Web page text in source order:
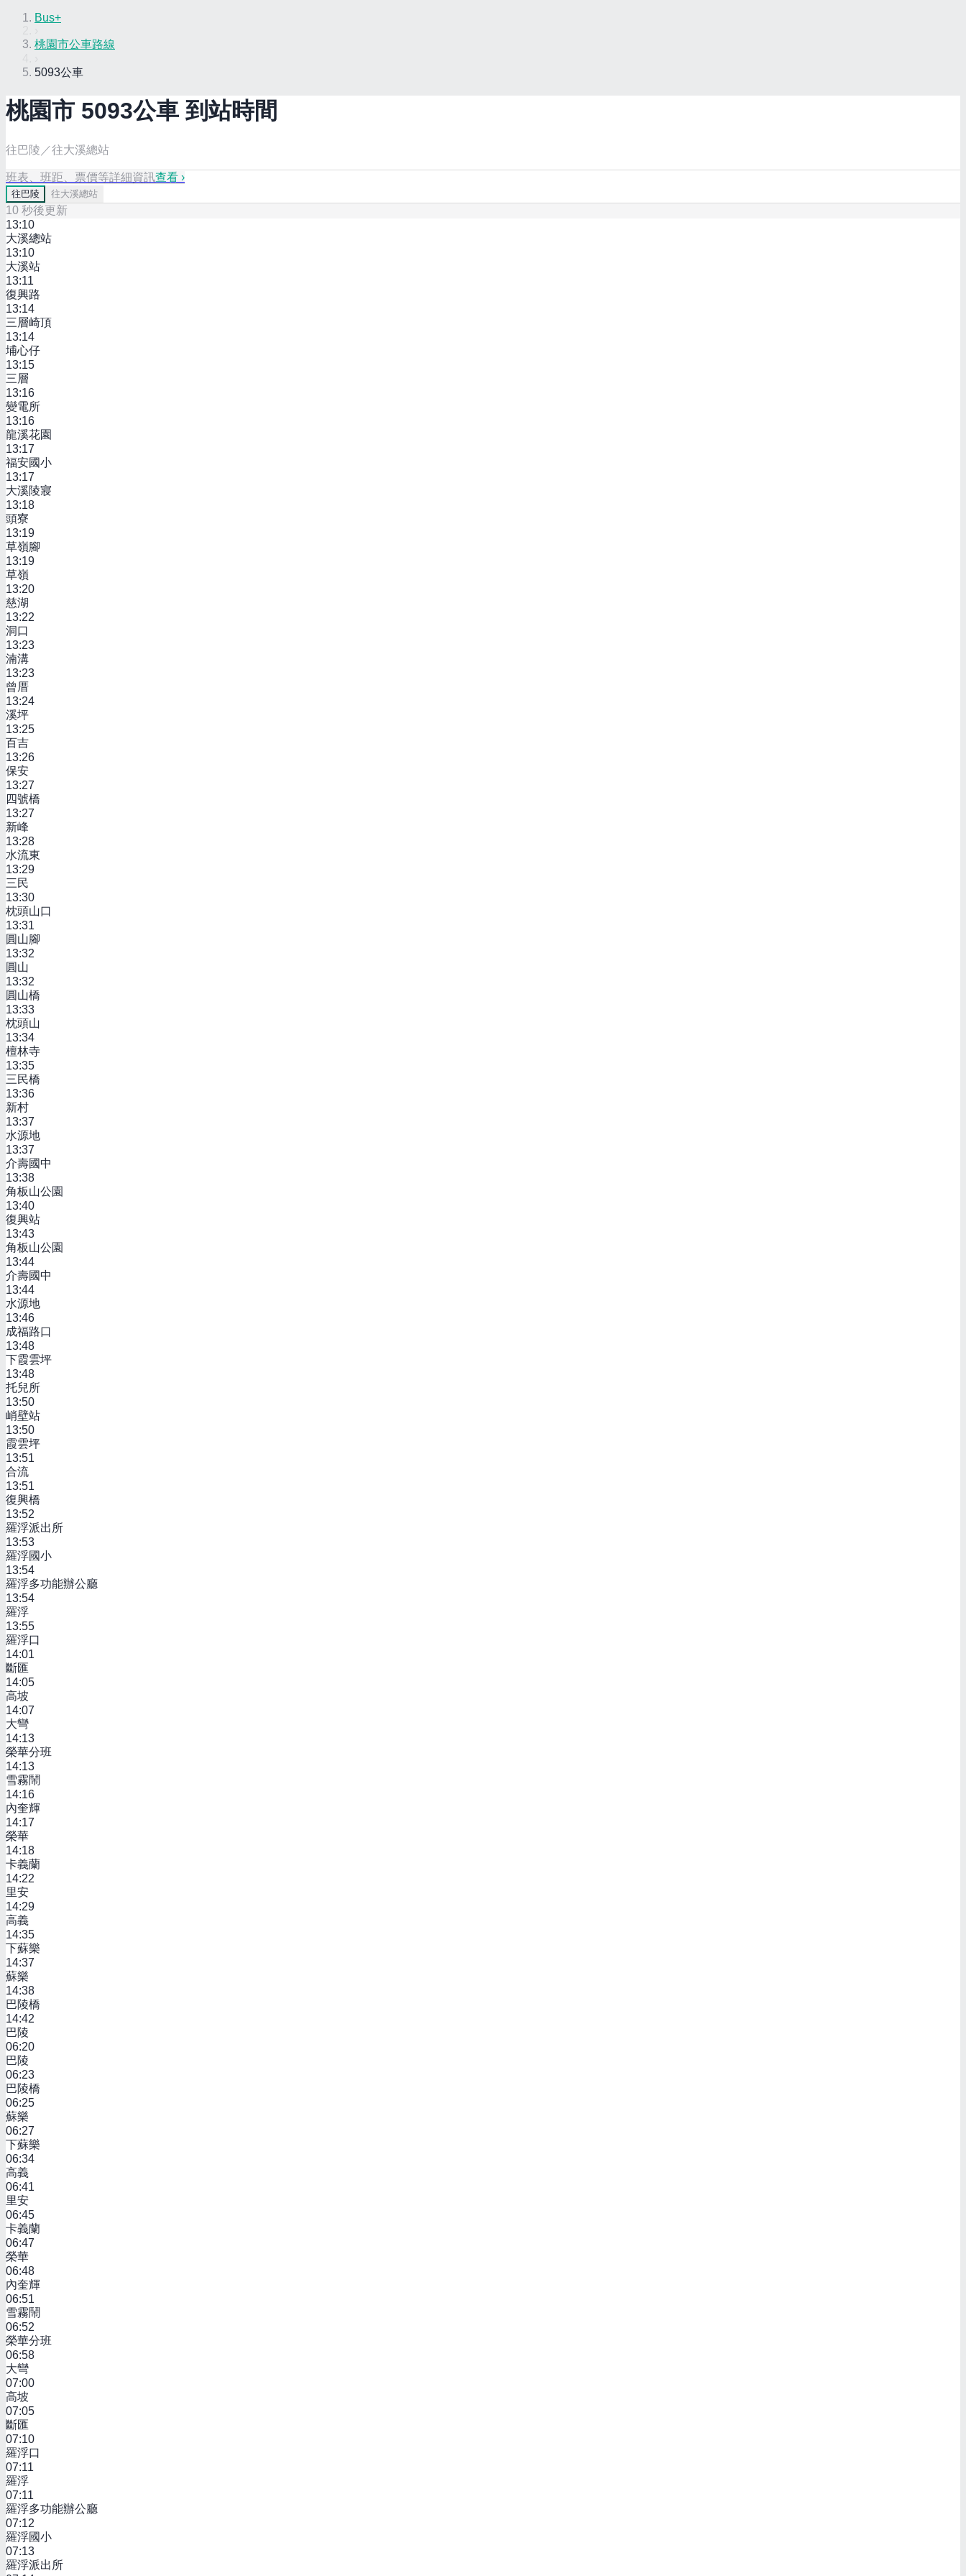
Bus+
桃園市公車路線
5093公車
桃園市 5093公車 到站時間
往巴陵／往大溪總站
班表、班距、票價等詳細資訊查看 ›
往巴陵 往大溪總站
10 秒後更新
13:10
大溪總站
13:10
大溪站
13:11
復興路
13:14
三層崎頂
13:14
埔心仔
13:15
三層
13:16
變電所
13:16
龍溪花園
13:17
福安國小
13:17
大溪陵寢
13:18
頭寮
13:19
草嶺腳
13:19
草嶺
13:20
慈湖
13:22
洞口
13:23
湳溝
13:23
曾厝
13:24
溪坪
13:25
百吉
13:26
保安
13:27
四號橋
13:27
新峰
13:28
水流東
13:29
三民
13:30
枕頭山口
13:31
圓山腳
13:32
圓山
13:32
圓山橋
13:33
枕頭山
13:34
檀林寺
13:35
三民橋
13:36
新村
13:37
水源地
13:37
介壽國中
13:38
角板山公園
13:40
復興站
13:43
角板山公園
13:44
介壽國中
13:44
水源地
13:46
成福路口
13:48
下霞雲坪
13:48
托兒所
13:50
峭壁站
13:50
霞雲坪
13:51
合流
13:51
復興橋
13:52
羅浮派出所
13:53
羅浮國小
13:54
羅浮多功能辦公廳
13:54
羅浮
13:55
羅浮口
14:01
斷匯
14:05
高坡
14:07
大彎
14:13
榮華分班
14:13
雪霧鬧
14:16
內奎輝
14:17
榮華
14:18
卡義蘭
14:22
里安
14:29
高義
14:35
下蘇樂
14:37
蘇樂
14:38
巴陵橋
14:42
巴陵
06:20
巴陵
06:23
巴陵橋
06:25
蘇樂
06:27
下蘇樂
06:34
高義
06:41
里安
06:45
卡義蘭
06:47
榮華
06:48
內奎輝
06:51
雪霧鬧
06:52
榮華分班
06:58
大彎
07:00
高坡
07:05
斷匯
07:10
羅浮口
07:11
羅浮
07:11
羅浮多功能辦公廳
07:12
羅浮國小
07:13
羅浮派出所